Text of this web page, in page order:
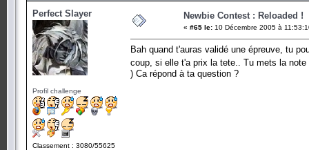
Perfect Slayer
Profil challenge
Classement : 3080/55625
Newbie Contest : Reloaded !
« #65 le: 10 Décembre 2005 à
Bah quand t'auras validé une épreuve, tu
coup, si elle t'a prix la tete.. Tu mets la
) Ca répond à ta question ?